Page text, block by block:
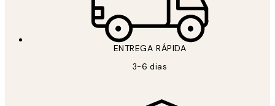
ENTREGA RÁPIDA
3-6 dias